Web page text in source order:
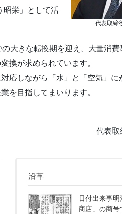
代表取締
昭栄」として活
大きな転換期を迎え、大量消
換が求められています。
応しながら「水」と「空気」に
を目指してまいります。
代表取
沿革
日付出来事明
商店」の商号